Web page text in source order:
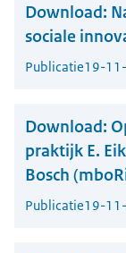
Download:
sociale
Publicatie19-
Download:
praktijk E.
Bosch
Publicatie19-